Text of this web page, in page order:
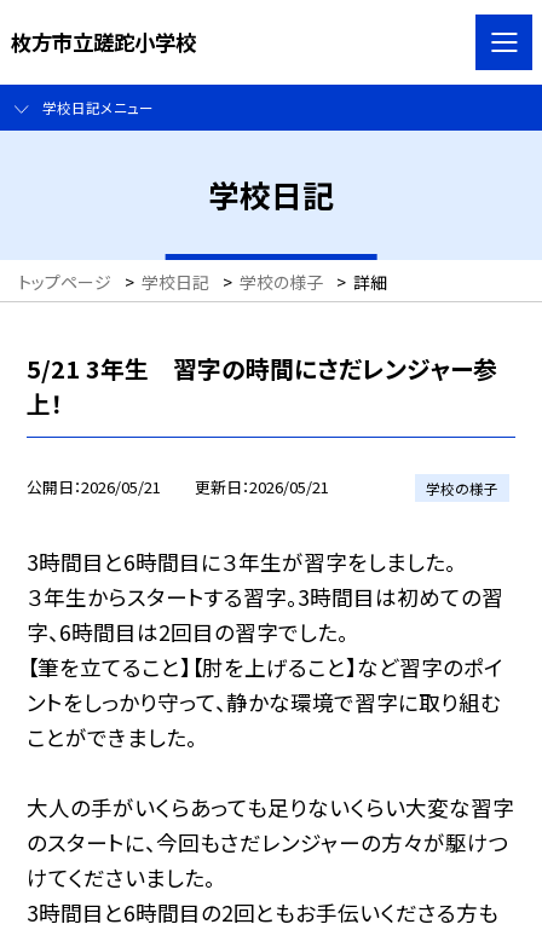
枚方市立蹉跎小学校
学校日記メニュー
学校日記
トップページ > 学校日記 > 学校の様子 > 詳細
5/21 3年生 習字の時間にさだレンジャー参
上！
公開日 2026/05/21 更新日 2026/05/21 学校の様子
3時間目と6時間目に３年生が習字をしました。
３年生からスタートする習字。3時間目は初めての習
字、6時間目は2回目の習字でした。
【筆を立てること】【肘を上げること】など習字のポイ
ントをしっかり守って、静かな環境で習字に取り組む
ことができました。
大人の手がいくらあっても足りないくらい大変な習字
のスタートに、今回もさだレンジャーの方々が駆けつ
けてくださいました。
3時間目と6時間目の2回ともお手伝いくださる方も